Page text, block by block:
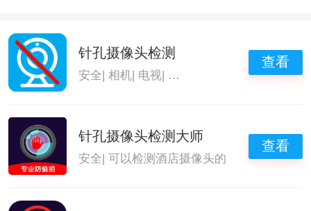
针孔摄像头检测
安全|相机| 电视| 可以检测酒店摄像头的
查看
针孔摄像头检测大师
安全 可以检测酒店摄像头的
查看